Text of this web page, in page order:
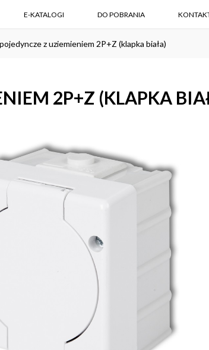
E-KATALOGI DO POBRANIA
z uziemieniem 2P+Z (klapka biała)
2P+Z (KLAPKA